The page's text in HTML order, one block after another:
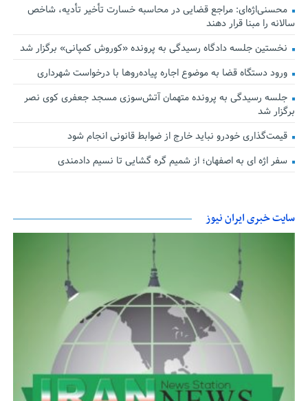
محسنی‌اژه‌ای: مراجع قضایی در محاسبه خسارت تأخیر تأدیه، شاخص
سالانه را مبنا قرار دهند
نخستین جلسه دادگاه رسیدگی به پرونده «کوروش کمپانی» برگزار شد
ورود دستگاه قضا به موضوع اجاره پیاده‌روها با درخواست شهرداری
جلسه رسیدگی به پرونده متهمان آتش‌سوزی مسجد جعفری کوی نصر
برگزار شد
قیمت‌گذاری خودرو نباید خارج از ضوابط قانونی انجام شود
سفر اژه ای به اصفهان؛ از شمیم گره گشایی تا نسیم دادمندی
سایت خبری ایران نیوز